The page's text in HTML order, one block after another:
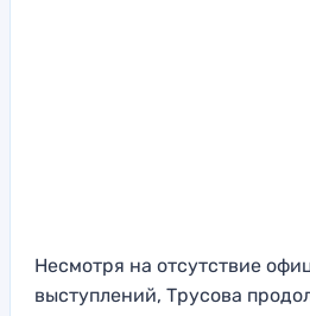
Несмотря на отсутствие
выступлений, Трусова